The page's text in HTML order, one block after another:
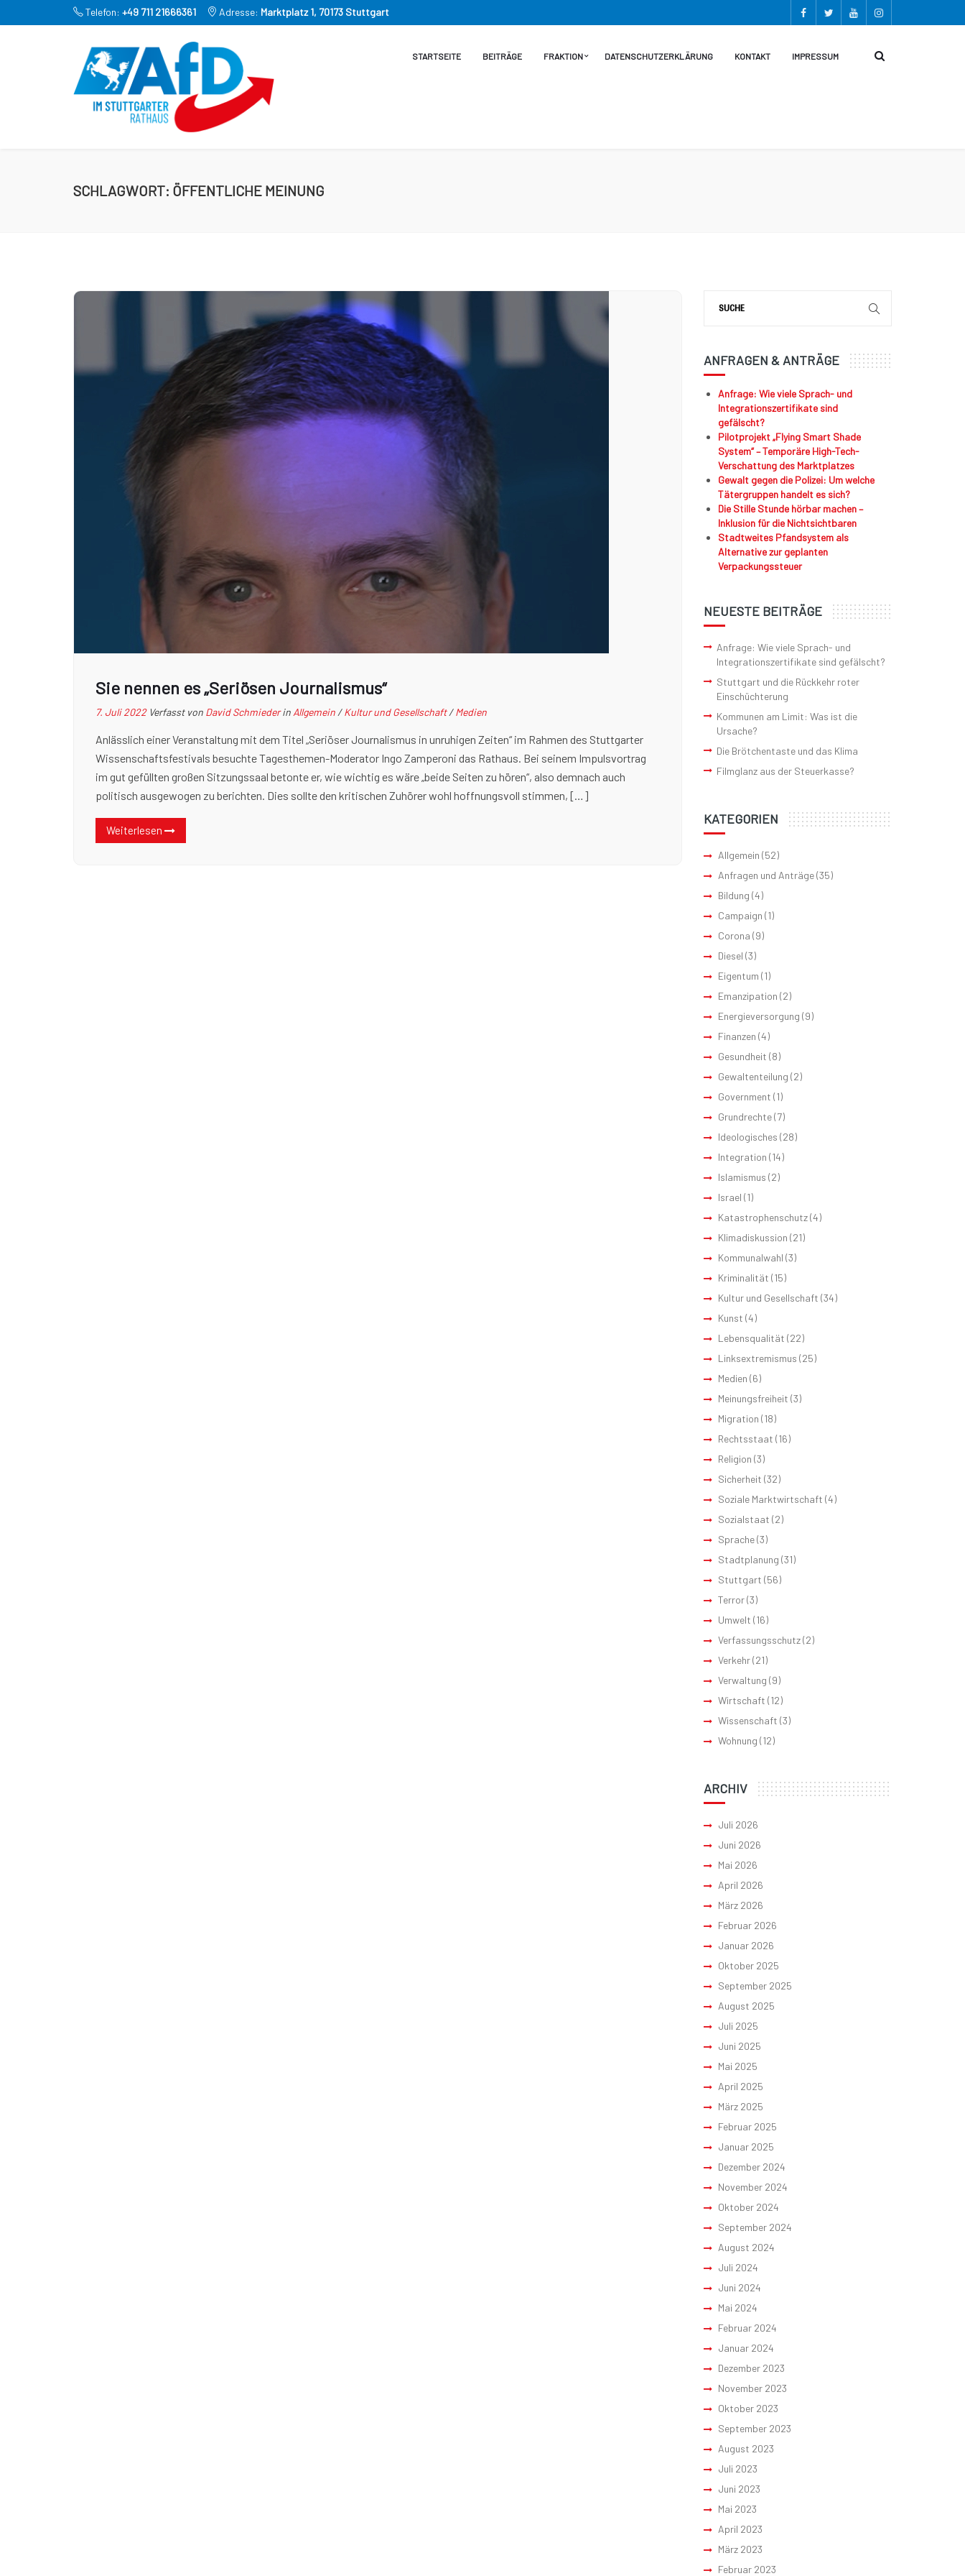
Telefon: +49 711 21666361 Adresse: Marktplatz 1, 70173 Stuttgart
STARTSEITE BEITRÄGE FRAKTION DATENSCHUTZERKLÄRUNG KONTAKT IMPRESSUM
SCHLAGWORT: ÖFFENTLICHE MEINUNG
Sie nennen es „Seriösen Journalismus“
7. Juli 2022 Verfasst von David Schmieder in Allgemein /Kultur und Gesellschaft/Medien
Anlässlich einer Veranstaltung mit dem Titel „Seriöser Journalismus in unruhigen Zeiten“ im Rahmen des Stuttgarter
Wissenschaftsfestivals besuchte Tagesthemen-Moderator Ingo Zamperoni das Rathaus. Bei seinem Impulsvortrag
im gut gefüllten großen Sitzungssaal betonte er, wie wichtig es wäre „beide Seiten zu hören“, also demnach auch
politisch ausgewogen zu berichten. Dies sollte den kritischen Zuhörer wohl hoffnungsvoll stimmen, […]
Weiterlesen
ANFRAGEN & ANTRÄGE
Anfrage: Wie viele Sprach- und
Integrationszertifikate sind
gefälscht?
Pilotprojekt „Flying Smart Shade
System“ – Temporäre High-Tech-
Verschattung des Marktplatzes
Gewalt gegen die Polizei: Um welche
Tätergruppen handelt es sich?
Die Stille Stunde hörbar machen –
Inklusion für die Nichtsichtbaren
Stadtweites Pfandsystem als
Alternative zur geplanten
Verpackungssteuer
NEUESTE BEITRÄGE
Anfrage: Wie viele Sprach- und
Integrationszertifikate sind gefälscht?
Stuttgart und die Rückkehr roter
Einschüchterung
Kommunen am Limit: Was ist die
Ursache?
Die Brötchentaste und das Klima
Filmglanz aus der Steuerkasse?
KATEGORIEN
Allgemein (52)
Anfragen und Anträge(35)
Bildung (4)
Campaign (1)
Corona (9)
Diesel (3)
Eigentum (1)
Emanzipation (2)
Energieversorgung (9)
Finanzen (4)
Gesundheit (8)
Gewaltenteilung (2)
Government (1)
Grundrechte(7)
Ideologisches (28)
Integration (14)
Islamismus (2)
Israel (1)
Katastrophenschutz(4)
Klimadiskussion (21)
Kommunalwahl (3)
Kriminalität (15)
Kultur und Gesellschaft (34)
Kunst (4)
Lebensqualität (22)
Linksextremismus (25)
Medien (6)
Meinungsfreiheit (3)
Migration (18)
Rechtsstaat (16)
Religion (3)
Sicherheit (32)
Soziale Marktwirtschaft (4)
Sozialstaat (2)
Sprache(3)
Stadtplanung (31)
Stuttgart (56)
Terror(3)
Umwelt (16)
Verfassungsschutz(2)
Verkehr(21)
Verwaltung (9)
Wirtschaft (12)
Wissenschaft (3)
Wohnung (12)
ARCHIV
Juli 2026
Juni 2026
Mai 2026
April 2026
März 2026
Februar 2026
Januar 2026
Oktober 2025
September 2025
August 2025
Juli 2025
Juni 2025
Mai 2025
April 2025
März 2025
Februar 2025
Januar 2025
Dezember 2024
November 2024
Oktober 2024
September 2024
August 2024
Juli 2024
Juni 2024
Mai 2024
Februar 2024
Januar 2024
Dezember 2023
November 2023
Oktober 2023
September 2023
August 2023
Juli 2023
Juni 2023
Mai 2023
April 2023
März 2023
Februar 2023